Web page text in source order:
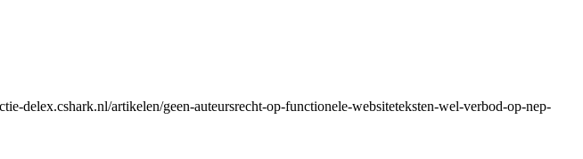
delex.cshark.nl/artikelen/geen-auteursrecht-op-functionele-websiteteksten-wel-verbod-op-nep-